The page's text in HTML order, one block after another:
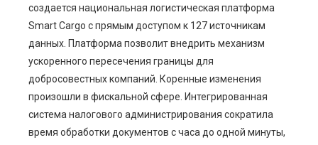
создается национальная логистическая платформа
Smart Cargo с прямым доступом к 127 источникам
данных. Платформа позволит внедрить механизм
ускоренного пересечения границы для
добросовестных компаний. Коренные изменения
произошли в фискальной сфере. Интегрированная
система налогового администрирования сократила
время обработки документов с часа до одной минуты,